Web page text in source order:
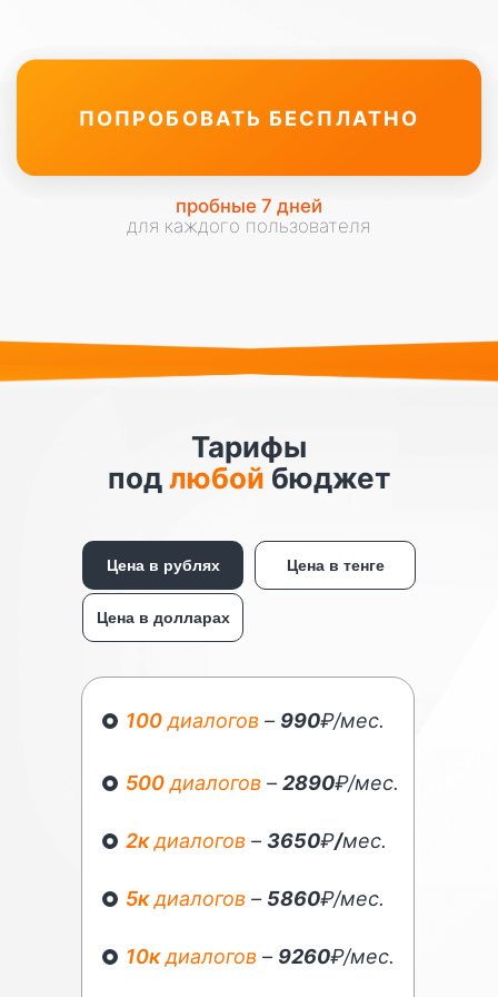
Тарифы
подлюбой бюджет
Цена в долларах
Цена в тенге
Цена в рублях
100диалогов – 990₽/мес.
500диалогов – 2890₽/мес.
2кдиалогов – 3650₽/мес.
5кдиалогов – 5860₽/мес.
10кдиалогов – 9260₽/мес.
из заявок в оплату
деньги
на ненадежности
человеческого фактора
ПЕРЕЙТИ НА ПЛАТФОРМУ
О нас
Мы помогаем предпринимателям
по всему миру
увеличивать
для создания нейро-
сотрудников.